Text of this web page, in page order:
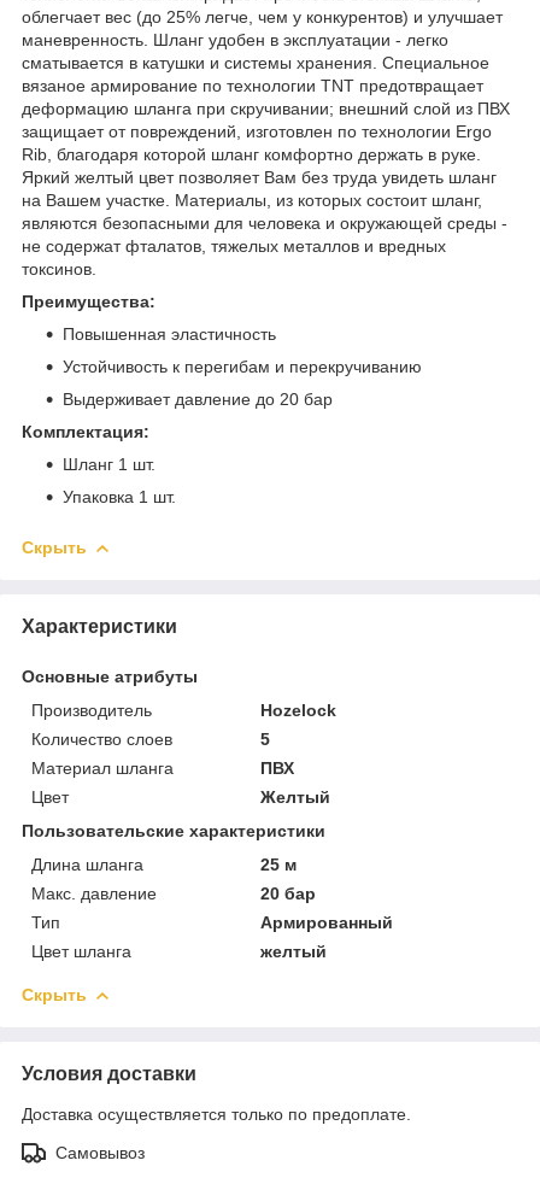
облегчает вес (до 25% легче, чем у конкурентов) и улучшает
маневренность. Шланг удобен в эксплуатации - легко
сматывается в катушки и системы хранения. Специальное
вязаное армирование по технологии TNT предотвращает
деформацию шланга при скручивании; внешний слой из ПВХ
защищает от повреждений, изготовлен по технологии Ergo
Rib, благодаря которой шланг комфортно держать в руке.
Яркий желтый цвет позволяет Вам без труда увидеть шланг
на Вашем участке. Материалы, из которых состоит шланг,
являются безопасными для человека и окружающей среды -
не содержат фталатов, тяжелых металлов и вредных
токсинов.
Преимущества:
Повышенная эластичность
Устойчивость к перегибам и перекручиванию
Выдерживает давление до 20 бар
Комплектация:
Шланг 1 шт.
Упаковка 1 шт.
Скрыть
Характеристики
Основные атрибуты
Производитель
Hozelock
Количество слоев
5
Материал шланга
ПВХ
Цвет
Желтый
Пользовательские характеристики
Длина шланга
25 м
Макс. давление
20 бар
Тип
Армированный
Цвет шланга
желтый
Скрыть
Условия доставки
Доставка осуществляется только по предоплате.
Самовывоз